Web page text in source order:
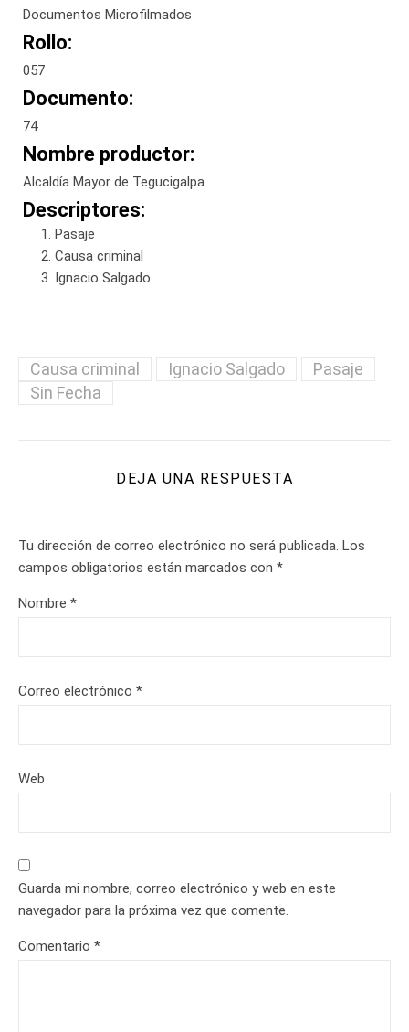
Documentos Microfilmados
Rollo:
057
Documento:
74
Nombre productor:
Alcaldía Mayor de Tegucigalpa
Descriptores:
Pasaje
Causa criminal
Ignacio Salgado
Causa criminal Ignacio Salgado
Pasaje
Sin Fecha
DEJA UNA RESPUESTA
Tu dirección de correo electrónico no será publicada. Los
campos obligatorios están marcados con *
Nombre *
Correo electrónico *
Web
Guarda mi nombre, correo electrónico y web en este
navegador para la próxima vez que comente.
Comentario *